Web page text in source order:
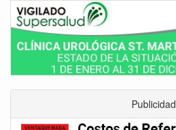
Publicidad